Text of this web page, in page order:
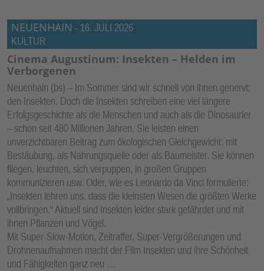
NEUENHAIN - 16. JULI 2026
KULTUR
Cinema Augustinum: Insekten – Helden im
Verborgenen
Neuenhain (bs) – Im Sommer sind wir schnell von ihnen genervt:
den Insekten. Doch die Insekten schreiben eine viel längere
Erfolgsgeschichte als die Menschen und auch als die Dinosaurier
– schon seit 480 Millionen Jahren. Sie leisten einen
unverzichtbaren Beitrag zum ökologischen Gleichgewicht: mit
Bestäubung, als Nahrungsquelle oder als Baumeister. Sie können
fliegen, leuchten, sich verpuppen, in großen Gruppen
kommunizieren usw. Oder, wie es Leonardo da Vinci formulierte:
„Insekten lehren uns, dass die kleinsten Wesen die größten Werke
vollbringen.“ Aktuell sind Insekten leider stark gefährdet und mit
ihnen Pflanzen und Vögel.
Mit Super-Slow-Motion, Zeitraffer, Super-Vergrößerungen und
Drohnenaufnahmen macht der Film Insekten und ihre Schönheit
und Fähigkeiten ganz neu …